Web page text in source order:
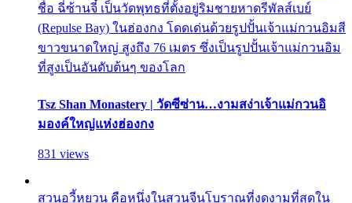
ชื่อ ฉี่ซ้านจี๋ เป็นวัดพุทธที่ตั้งอยู่ริมชายหาดรีพัลส์เบย์
(Repulse Bay) ในฮ่องกง โดดเด่นด้วยรูปปั้นเจ้าแม่กวนอิมสี
ขาวขนาดใหญ่ สูงถึง 76 เมตร ซึ่งเป็นรูปปั้นเจ้าแม่กวนอิม
ที่สูงเป็นอันดับต้นๆ ของโลก
Tsz Shan Monastery | วัดซีซ่าน…งามสง่าเจ้าแม่กวนอิ
มองค์ใหญ่แห่งฮ่องกง
831 views
สวนอวี้หยวน คือหนึ่งในสวนจีนโบราณที่งดงามที่สุดใน